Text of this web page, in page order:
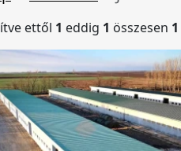
ettől 1 eddig 1 összesen 1